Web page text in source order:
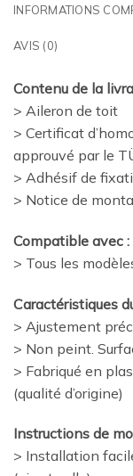
INFORMATIONS
AVIS (0)
Contenu de la
> Aileron de toit
> Certificat
approuvé par le
> Adhésif de
> Notice de
Compatible avec :
> Tous les
Caractéristiques
> Ajustement
> Non peint.
> Fabriqué en
(qualité d’origine)
Instructions de
> Installation